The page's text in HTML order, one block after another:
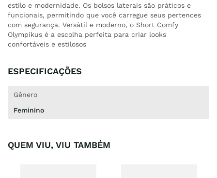
estilo e modernidade. Os bolsos laterais são práticos e
funcionais, permitindo que você carregue seus pertences
com segurança. Versátil e moderno, o Short Comfy
Olympikus é a escolha perfeita para criar looks
confortáveis e estilosos
ESPECIFICAÇÕES
Gênero
Feminino
QUEM VIU, VIU TAMBÉM